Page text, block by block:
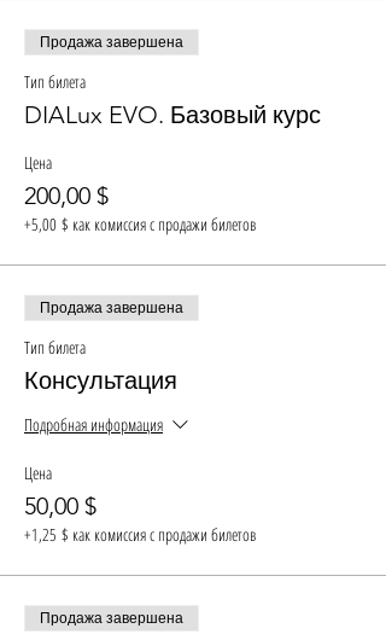
Продажа завершена
Тип билета
DIALux EVO. Базовый курс
Цена
200,00 $
+5,00 $ как комиссия с продажи билетов
Продажа завершена
Тип билета
Консультация
Подробная информация
Цена
50,00 $
+1,25 $ как комиссия с продажи билетов
Продажа завершена